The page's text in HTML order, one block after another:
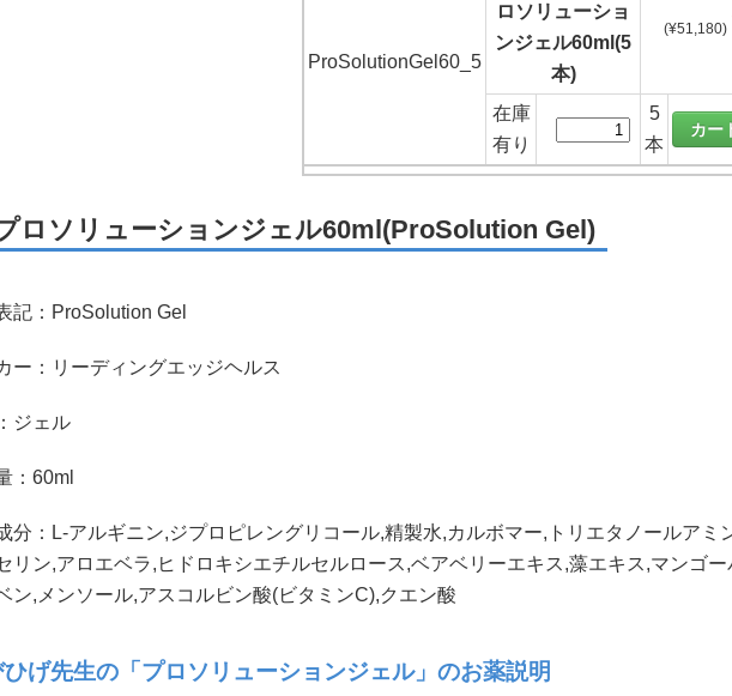
ProSolutionGel60_5
ロソリューショ
ンジェル60ml(5
本)
(¥51,180)
在庫
有り
5
本
ロソリューションジェル60ml(ProSolution Gel)
記：ProSolution Gel
ー：リーディングエッジヘルス
ジェル
：60ml
分：L-アルギニン,ジプロピレングリコール,精製水,カルボマー,トリエタノールアミ
リン,アロエベラ,ヒドロキシエチルセルロース,ベアベリーエキス,藻エキス,マンゴー
ン,メンソール,アスコルビン酸(ビタミンC),クエン酸
げ先生の「プロソリューションジェル」のお薬説明